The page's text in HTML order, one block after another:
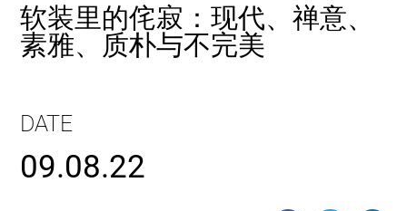
软装里的侘寂：现代、禅意、
素雅、质朴与不完美
DATE
09.08.22